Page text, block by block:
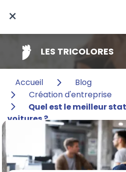
LES TRICOLORES
×
Accueil
Blog
Création d'entreprise
Quel est le meilleur
voitures ?